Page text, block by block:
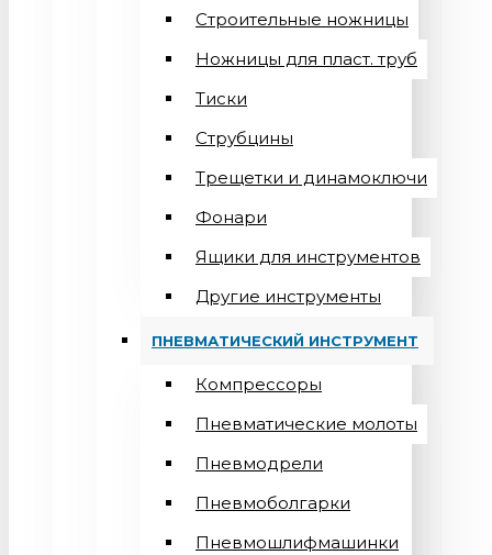
Строительные ножницы
Ножницы для пласт. труб
Тиски
Струбцины
Трещетки и динамоключи
Фонари
Ящики для инструментов
Другие инструменты
ПНЕВМАТИЧЕСКИЙ ИНСТРУМЕНТ
Компрессоры
Пневматические молоты
Пневмодрели
Пневмоболгарки
Пневмошлифмашинки